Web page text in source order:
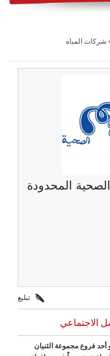
شركات المياه
المحدودة
تبليغ
الاجتماعي
القصيم الصحية في 1981م وهو أحد فروع مجموعة الثنيان